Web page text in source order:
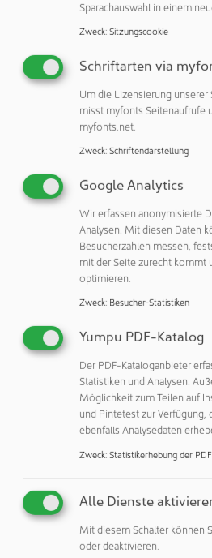
vertreten durch Markus Märtens
Wegbegleiter.
Mit einem Glas Sekt oder Kölsch
Geschäftsleitung mit ihren Gästen
diesen bedeutenden Meilenstein
plant die Geschäftsleitung aktuell,
zu vergrößern. Durch weitere
die Fläche bis 2026 verdoppeln,
Kompetenz unter einem Dach zu
Maybachstraße 29
51381 Leverkusen
Deutschland
Telefon: +49 2171 7675 0
info@envirofalk-
http://www.envirofalk-
Unternehmensprofil
zeigen
Sparachauswahl in einem
Zweck: Sitzungscookie
Schriftarten via
Um die Lizensierung
misst myfonts Seitenaufrufe
myfonts.net.
Zweck: Schriftendarstellung
Google Analytics
Wir erfassen anonymisierte
Analysen. Mit diesen Daten
Besucherzahlen messen,
mit der Seite zurecht kommt
optimieren.
Zweck: Besucher-Statistiken
Yumpu PDF-Katalog
Der PDF-Kataloganbieter
Statistiken und Analysen.
Möglichkeit zum Teilen auf
und Pintetest zur Verfügung,
ebenfalls Analysedaten
Zweck: Statistikerhebung der
Alle Dienste
Mit diesem Schalter können
oder deaktivieren.